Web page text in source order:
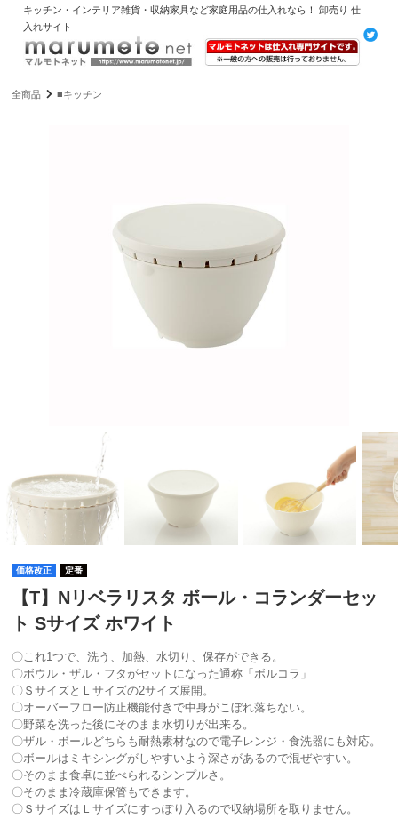
キッチン・インテリア雑貨・収納家具など家庭用品の仕入れなら！ 卸売り 仕
入れサイト
全商品 ■キッチン
価格改正 定番
【T】Nリベラリスタ ボール・コランダーセッ
ト Sサイズ ホワイト
〇これ1つで、洗う、加熱、水切り、保存ができる。
〇ボウル・ザル・フタがセットになった通称「ボルコラ」
〇ＳサイズとＬサイズの2サイズ展開。
〇オーバーフロー防止機能付きで中身がこぼれ落ちない。
〇野菜を洗った後にそのまま水切りが出来る。
〇ザル・ボールどちらも耐熱素材なので電子レンジ・食洗器にも対応。
〇ボールはミキシングがしやすいよう深さがあるので混ぜやすい。
〇そのまま食卓に並べられるシンプルさ。
〇そのまま冷蔵庫保管もできます。
〇ＳサイズはＬサイズにすっぽり入るので収納場所を取りません。